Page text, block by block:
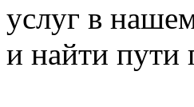
услуг в
и найти пути